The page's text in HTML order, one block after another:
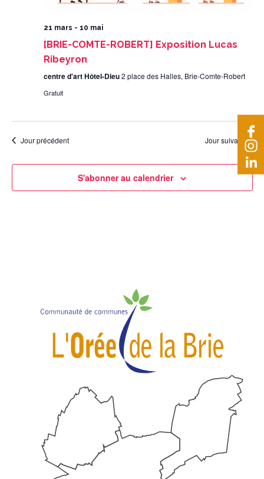
21 mars - 10 mai
[BRIE-COMTE-ROBERT] Exposition Lucas
Ribeyron
centre d'art Hôtel-Dieu2 place des Halles, Brie-Comte-Robert
Gratuit
Jour précédent Jour suivant
S'abonner au calendrier